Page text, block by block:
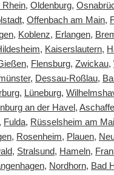
Rhein, Oldenburg,
, Offenbach am Main,
, Koblenz, Erlangen,
, Kaiserslautern,
, Flensburg, Zwickau,
, Dessau-Roßlau,
, Lüneburg,
an der Havel ,
, Fulda, Rüsselsheim am
, Rosenheim, Plauen,
, Stralsund, Hameln,
, Nordhorn, Bad